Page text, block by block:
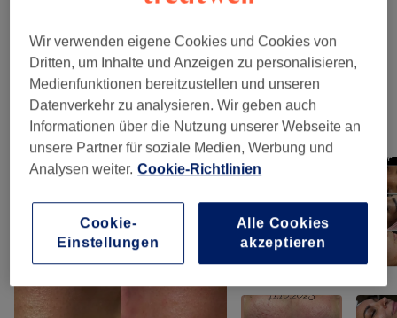
Dauerhafte Haarentfernung - SHR (17) ab 16 €
Unsere Arbeit
Bild anklicken für weitere Details
Wir verwenden eigene Cookies und Cookies von
Dritten, um Inhalte und Anzeigen zu personalisieren,
Medienfunktionen bereitzustellen und unseren
Datenverkehr zu analysieren. Wir geben auch
Informationen über die Nutzung unserer Webseite an
unsere Partner für soziale Medien, Werbung und
Analysen weiter. Cookie-Richtlinien
Cookie-
Einstellungen
Alle Cookies
akzeptieren